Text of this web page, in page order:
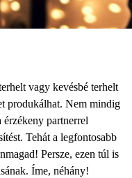
vagy kevésbé terhelt
produkálhat. Nem mindig
partnerrel
Tehát a legfontosabb
Persze, ezen túl is
Íme, néhány!